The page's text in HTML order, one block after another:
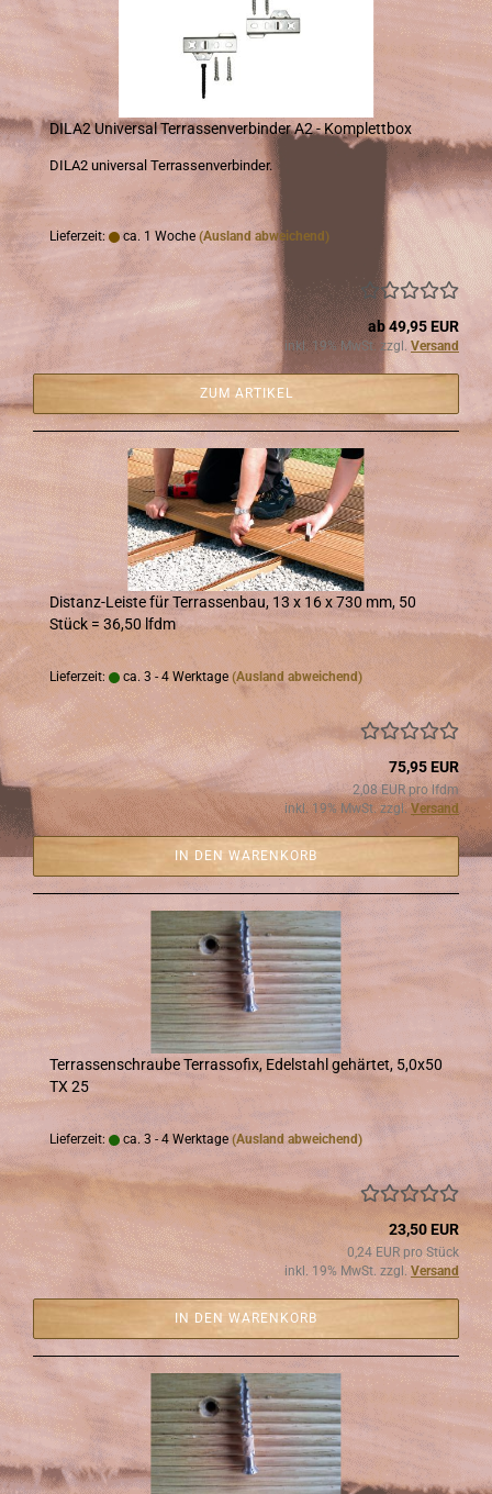
DILA2 Uni­ver­sal Ter­ras­sen­ver­bin­der A2 - Kom­plett­box
DILA2 uni­ver­sal Ter­ras­sen­ver­bin­der.
Lieferzeit: ca. 1 Woche (Ausland abweichend)
ab 49,95 EUR
inkl. 19% MwSt. zzgl. Versand
ZUM ARTIKEL
Distanz-​​Leis­te für Ter­ras­sen­bau, 13 x 16 x 730 mm, 50
Stück = 36,50 lfdm
Lieferzeit: ca. 3 - 4 Werktage (Ausland abweichend)
75,95 EUR
2,08 EUR pro lfdm
inkl. 19% MwSt. zzgl. Versand
IN DEN WARENKORB
Ter­ras­sen­schrau­be Ter­ras­so­fix, Edel­stahl ge­här­tet, 5,0x50
TX 25
Lieferzeit: ca. 3 - 4 Werktage (Ausland abweichend)
23,50 EUR
0,24 EUR pro Stück
inkl. 19% MwSt. zzgl.Versand
IN DEN WARENKORB